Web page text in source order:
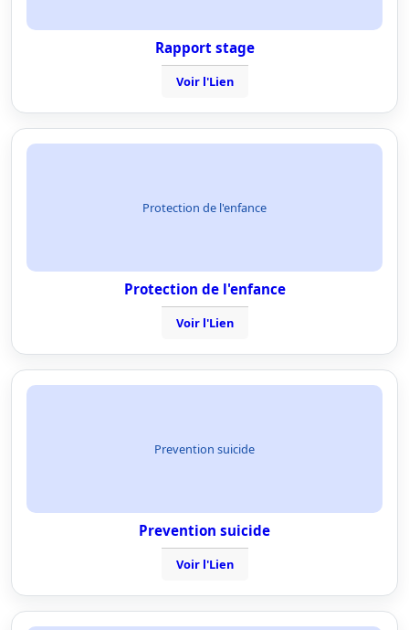
Rapport stage
Voir l'Lien
Protection de l'enfance
Protection de l'enfance
Voir l'Lien
Prevention suicide
Prevention suicide
Voir l'Lien